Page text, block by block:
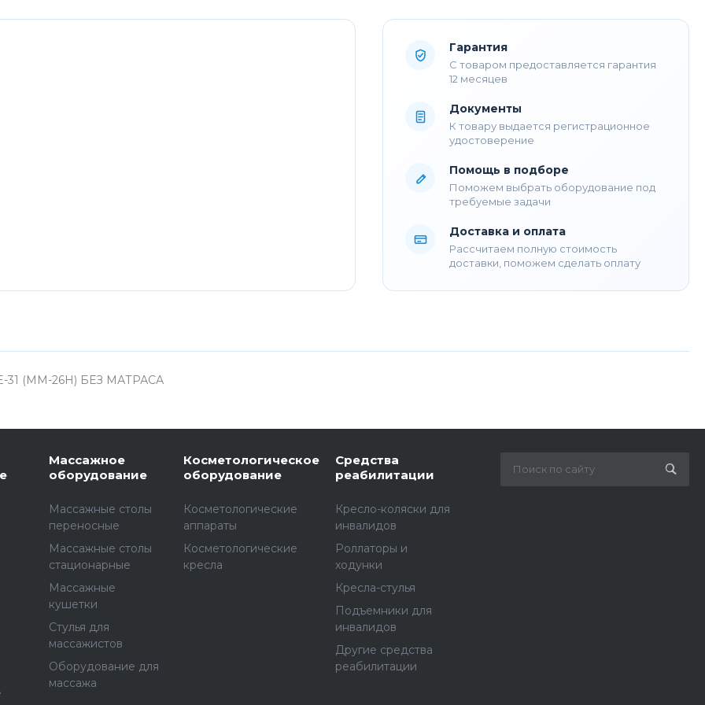
Гарантия
С товаром предоставляется гарантия
12 месяцев
Документы
К товару выдается регистрационное
удостоверение
Помощь в подборе
Поможем выбрать оборудование под
требуемые задачи
Доставка и оплата
Рассчитаем полную стоимость
доставки, поможем сделать оплату
E-31 (ММ-26Н) БЕЗ МАТРАСА
Массажное
оборудование
Массажные столы
переносные
Массажные столы
стационарные
Массажные
кушетки
Стулья для
массажистов
Оборудование для
массажа
Косметологическое
оборудование
Косметологические
аппараты
Косметологические
кресла
Средства
реабилитации
Кресло-коляски для
инвалидов
Роллаторы и
ходунки
Кресла-стулья
Подъемники для
инвалидов
Другие средства
реабилитации